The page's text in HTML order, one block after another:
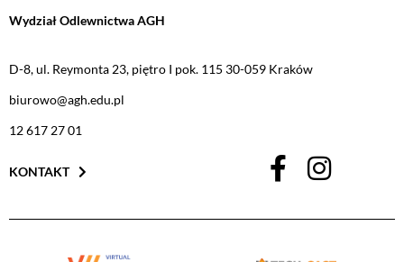
Wydział Odlewnictwa AGH
D-8, ul. Reymonta 23, piętro I pok. 115 30-059 Kraków
biurowo@agh.edu.pl
12 617 27 01
KONTAKT